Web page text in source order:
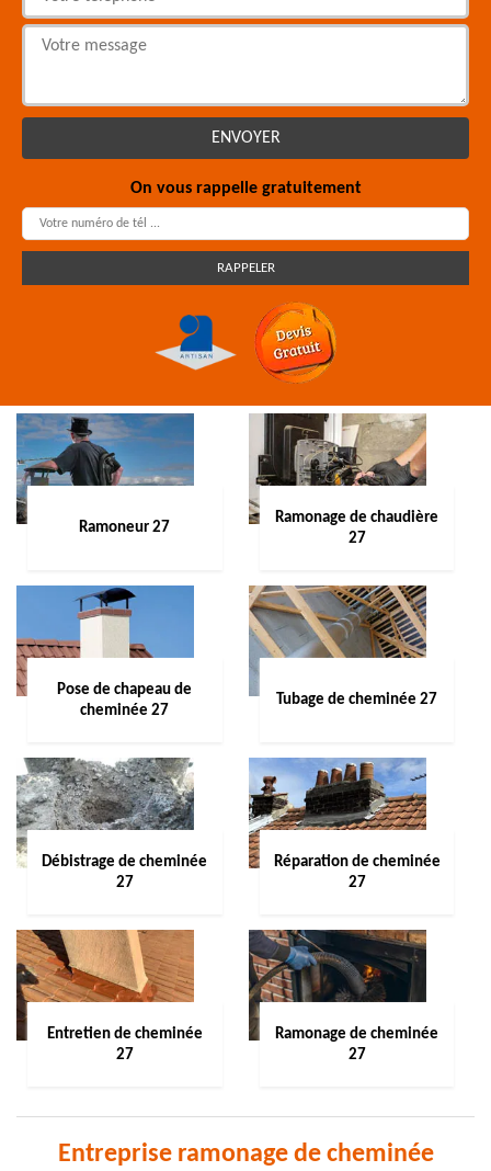
On vous rappelle gratuitement
Ramoneur 27
Ramonage de chaudière
27
Pose de chapeau de
cheminée 27
Tubage de cheminée 27
Débistrage de cheminée
27
Réparation de cheminée
27
Entretien de cheminée
27
Ramonage de cheminée
27
Entreprise ramonage de cheminée